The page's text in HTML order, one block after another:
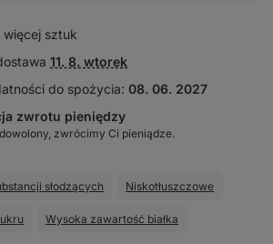
więcej sztuk
Wyświetl
o dostawie:
11. 8. wtorek
do spożycia: 08. 06. 2027
zwrotu pieniędzy
zwrócimy Ci pieniądze.
słodzących Niskotłuszczowe
Wysoka zawartość białka